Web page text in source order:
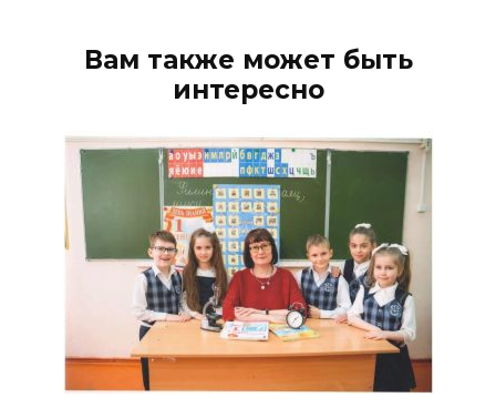
Вам также может быть
интересно